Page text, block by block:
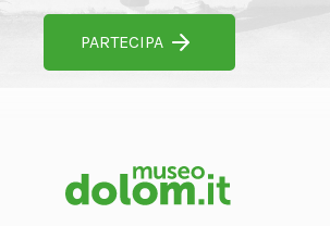
PARTECIPA